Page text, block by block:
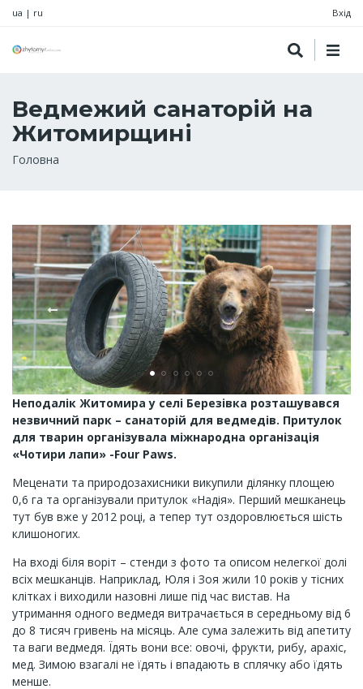
ua | ru Вхід
Ведмежий санаторій на
Житомирщині
Рядок
Головна
Неподалік Житомира у селі Березівка розташувався
незвичний парк – санаторій для ведмедів. Притулок
для тварин організувала міжнародна організація
«Чотири лапи» -Four Paws.
Меценати та природозахисники викупили ділянку площею
0,6 га та організували притулок «Надія». Перший мешканець
тут був вже у 2012 році, а тепер тут оздоровлюється шість
клишоногих.
На вході біля воріт – стенди з фото та описом нелегкої долі
всіх мешканців. Наприклад, Юля і Зоя жили 10 років у тісних
клітках і виходили назовні лише під час вистав. На
утримання одного ведмедя витрачається в середньому від 6
до 8 тисяч гривень на місяць. Але сума залежить від апетиту
та ваги ведмедя. Їдять вони все: овочі, фрукти, рибу, арахіс,
мед. Зимою взагалі не їдять і впадають в сплячку або їдять
менше.